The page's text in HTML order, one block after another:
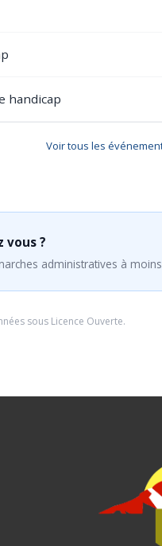
handicap
Voir tous les
vous ?
administratives à
sous Licence Ouverte.